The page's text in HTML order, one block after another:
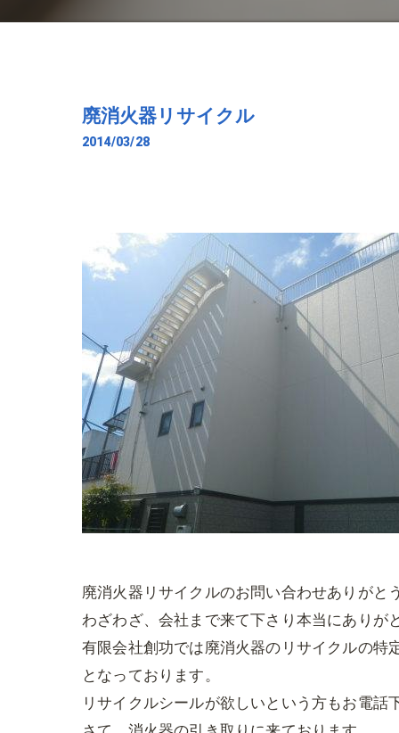
廃消火器リサイクル
2014/03/28
廃消火器リサイクルのお問い合わせありがと
わざわざ、会社まで来て下さり本当にありが
有限会社創功では廃消火器のリサイクルの特
となっております。
リサイクルシールが欲しいという方もお電話